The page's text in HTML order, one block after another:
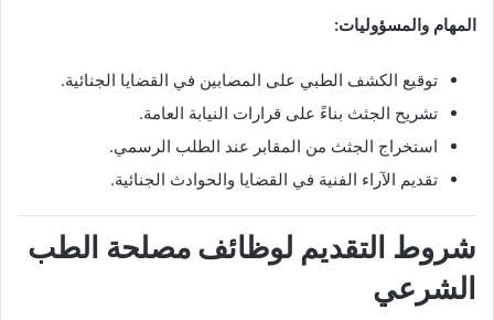
المهام والمسؤوليات:
توقيع الكشف الطبي على المصابين في القضايا الجنائية.
تشريح الجثث بناءً على قرارات النيابة العامة.
استخراج الجثث من المقابر عند الطلب الرسمي.
تقديم الآراء الفنية في القضايا والحوادث الجنائية.
شروط التقديم لوظائف مصلحة الطب
الشرعي